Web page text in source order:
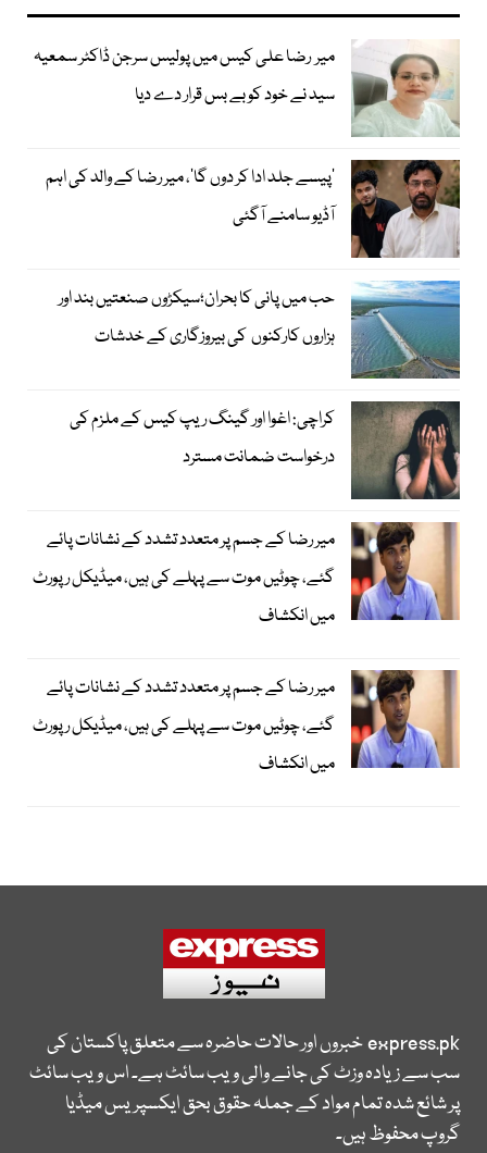
میر رضا علی کیس میں پولیس سرجن ڈاکٹر سمعیہ
سید نے خود کو بے بس قرار دے دیا
’پیسے جلد ادا کر دوں گا‘، میر رضا کے والد کی اہم
آڈیو سامنے آگئی
حب میں پانی کا بحران؛سیکڑوں صنعتیں بند اور
ہزاروں کارکنوں کی بیروزگاری کے خدشات
کراچی: اغوا اور گینگ ریپ کیس کے ملزم کی
درخواست ضمانت مسترد
میر رضا کے جسم پر متعدد تشدد کے نشانات پائے
گئے، چوٹیں موت سے پہلے کی ہیں، میڈیکل رپورٹ
میں انکشاف
میر رضا کے جسم پر متعدد تشدد کے نشانات پائے
گئے، چوٹیں موت سے پہلے کی ہیں، میڈیکل رپورٹ
میں انکشاف
express.pkخبروں اور حالات حاضرہ سے متعلق پاکستان کی
سب سے زیادہ وزٹ کی جانے والی ویب سائٹ ہے۔ اس ویب سائٹ
پر شائع شدہ تمام مواد کے جملہ حقوق بحق ایکسپریس میڈیا
گروپ محفوظ ہیں۔